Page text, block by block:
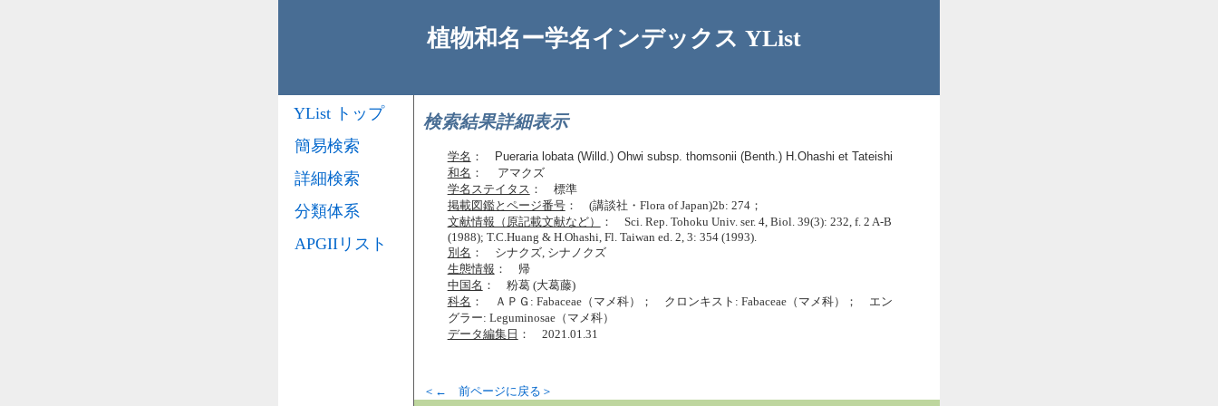
植物和名ー学名インデックス YList
検索結果詳細表示
学名 ：
Pueraria lobata (Willd.) Ohwi subsp. thomsonii (Benth.) H.Ohashi et Tateishi
和名 ： アマクズ
学名ステイタス ： 標準
掲載図鑑とページ番号： (講談社・Flora of Japan)2b: 274；
文献情報（原記載文献など）
： Sci. Rep. Tohoku Univ. ser. 4, Biol. 39(3): 232, f. 2 A-B
(1988); T.C.Huang & H.Ohashi, Fl. Taiwan ed. 2, 3: 354 (1993).
別名 ： シナクズ, シナノクズ
生態情報 ： 帰
中国名 ： 粉葛 (大葛藤)
科名 ： ＡＰＧ: Fabaceae（マメ科）； クロンキスト: Fabaceae（マメ科）； エン
グラー: Leguminosae（マメ科）
データ編集日 ： 2021.01.31
＜← 前ページに戻る＞
YList トップ
簡易検索
詳細検索
分類体系
APGIIリスト